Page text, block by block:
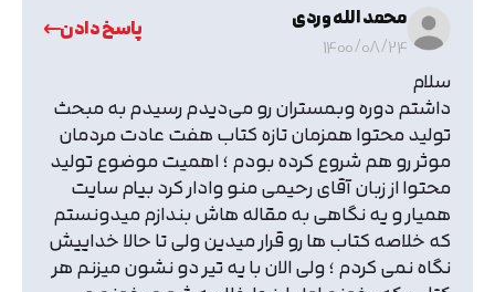
محمد الله وردی
1400/08/24
پاسخ دادن
سلام
داشتم دوره وبمستران رو می‌دیدم رسیدم به مبحث
تولید محتوا همزمان تازه کتاب هفت عادت مردمان
موثر رو هم شروع کرده بودم ؛ اهمیت موضوع تولید
محتوا از زبان آقای رحیمی منو وادار کرد بیام سایت
همیار و یه نگاهی به مقاله هاش بندازم میدونستم
که خلاصه کتاب ها رو قرار میدین ولی تا حالا خداییش
نگاه نمی کردم ؛ ولی الان با یه تیر دو نشون میزنم هر